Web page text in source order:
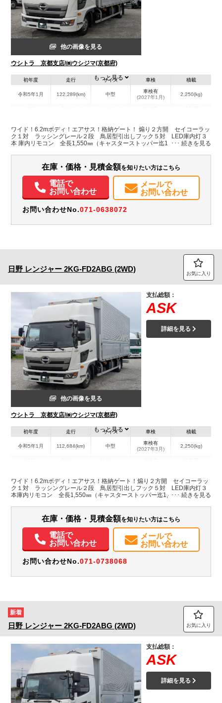
他の画像を見る
ウシトラ 京都支店/㈱ウシジマ(京都府)
初年度
令和5年1月
走行
122,289(km)
サイズ
中型
車検
車検有
(2027年1月)
積載
2,250(kg)
京都府
W:2,400
H:2,225
W:2,490
H:3,510
パワステ パワーウィンドウ ABS エアバッグ ETC
もっと見る
ワイド！6.2mボディ！エアサス！格納ゲート！ 煽り２方開 セイコーラッ
ク１対 ラッシングレール２段 鳥居型引出しフック５対 LED庫内灯３
本 庫内リモコン 全長1,550㎜（キャスターストッパー迄1,400㎜）✕全幅
在庫・価格・見積金額を知りたい方はこちら
電話で
お問い合わせ
メールで
お問い合わせ
お問い合わせNo.071-0638072
日野 レンジャー 2KG-FD2ABG (2WD) お気に入り
他の画像を見る
ウシトラ 京都支店/㈱ウシジマ(京都府)
支払総額：
ASK
詳細を見る
初年度
令和5年1月
走行
112,684(km)
サイズ
中型
車検
車検有
(2027年3月)
積載
2,250(kg)
京都府
W:2,400
H:2,425
W:2,490
H:3,510
パワステ パワーウィンドウ エアバッグ 電動格納ミラー
バックモニター
記録簿（一部含む）
もっと見る
ワイド！6.2mボディ！エアサス！格納ゲート！煽り２方開 セイコーラッ
ク１対 ラッシングレール２段 鳥居型引出しフック５対 LED庫内灯３
本庫内リモコン 全長1,550㎜（キャスターストッパー迄1,400㎜）✕全幅
在庫・価格・見積金額を知りたい方はこちら
電話で
お問い合わせ
メールで
お問い合わせ
お問い合わせNo.071-0738068
新着
日野 レンジャー 2KG-FD2ABG (2WD) お気に入り
支払総額：
ASK
詳細を見る